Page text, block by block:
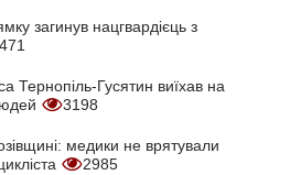
загинув нацгвардієць з
Тернопіль-Гусятин виїхав на
3198
медики не врятували
2985